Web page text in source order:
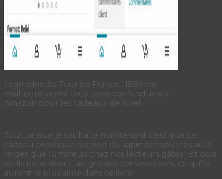
Légendes du Tour de France : 188ème
meilleure vente tous livres confondus sur
Amazon pour les cadeaux de Noël
Tout ce que je souhaite maintenant c’est que ce
cadeau provoque au pied du sapin des sourires aussi
larges que lumineux chez nos lecteurs gâtés ! Et puis
qu’ils nous disent, au gré des conversations, ce qu’ils
auront le plus aimé dans ce livre !